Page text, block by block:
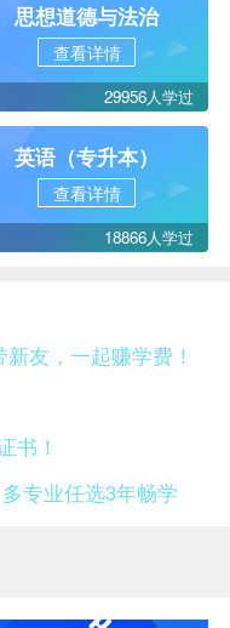
思想道德与法治
查看详情
29956人学过
英语（专升本）
查看详情
18866人学过
友，一起赚学费！
书！
专业任选3年畅学